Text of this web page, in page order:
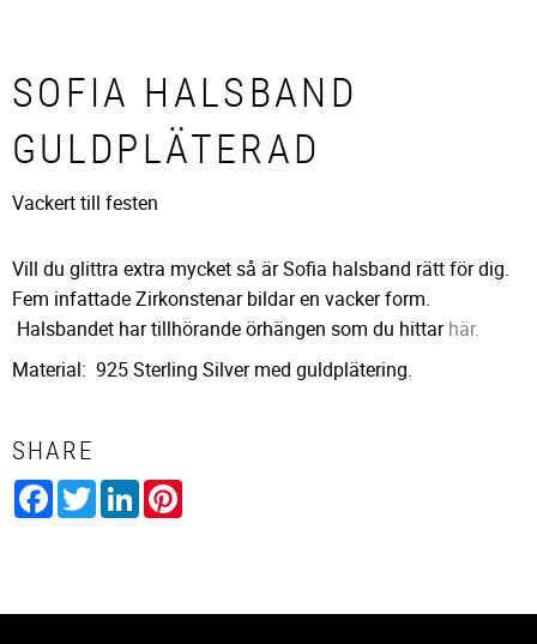
SOFIA HALSBAND
GULDPLÄTERAD
Vackert till festen
Vill du glittra extra mycket så är Sofia halsband rätt för dig.
Fem infattade Zirkonstenar bildar en vacker form.
Halsbandet har tillhörande örhängen som du hittarhär.
Material: 925 Sterling Silver med guldplätering.
SHARE
Facebook
TwitterLinkedIn